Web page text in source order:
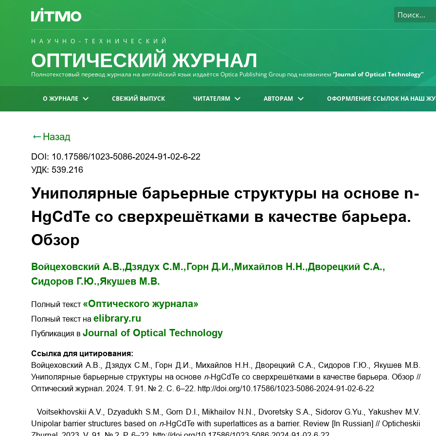
НАУЧНО-ТЕХНИЧЕСКИЙ
ОПТИЧЕСКИЙ ЖУРНАЛ
Полнотекстовый перевод журнала на английский язык издаётся Optica Publishing Group под названием “Journal of Optical Technology“
О ЖУРНАЛЕ СВЕЖИЙ ВЫПУСК ЧИТАТЕЛЯМ АВТОРАМ ОФОРМЛЕНИЕ ССЫЛОК НА НАШ
Назад
DOI: 10.17586/1023-5086-2024-91-02-6-22
УДК: 539.216
Униполярные барьерные структуры на основе n-
HgCdTe со сверхрешётками в качестве барьера.
Обзор
Войцеховский А.В.,Дзядух С.М., Горн Д.И., Михайлов Н.Н.,Дворецкий С.А.,
Сидоров Г.Ю.,Якушев М.В.
Полный текст «Оптического журнала»
Полный текст на elibrary.ru
Публикация в Journal of Optical Technology
Ссылка для цитирования:
Войцеховский А.В., Дзядух С.М., Горн Д.И., Михайлов Н.Н., Дворецкий С.А., Сидоров Г.Ю., Якушев М.В.
Униполярные барьерные структуры на основе n-HgCdTe со сверхрешётками в качестве барьера. Обзор //
Оптический журнал. 2024. Т. 91. № 2. С. 6–22. http://doi.org/10.17586/1023-5086-2024-91-02-6-22
Voitsekhovskii A.V., Dzyadukh S.M., Gorn D.I., Mikhailov N.N., Dvoretsky S.A., Sidorov G.Yu., Yakushev M.V.
Unipolar barrier structures based on n-HgCdTe with superlattices as a barrier. Review [In Russian] // Opticheskii